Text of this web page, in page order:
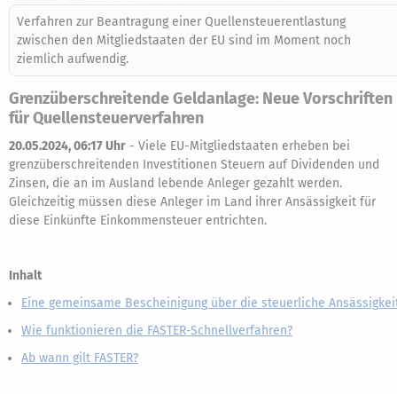
Verfahren zur Beantragung einer Quellensteuerentlastung
zwischen den Mitgliedstaaten der EU sind im Moment noch
ziemlich aufwendig.
Grenzüberschreitende Geldanlage: Neue Vorschriften
für Quellensteuerverfahren
20.05.2024, 06:17 Uhr - Viele EU-Mitgliedstaaten erheben bei
grenzüberschreitenden Investitionen Steuern auf Dividenden und
Zinsen, die an im Ausland lebende Anleger gezahlt werden.
Gleichzeitig müssen diese Anleger im Land ihrer Ansässigkeit für
diese Einkünfte Einkommensteuer entrichten.
Inhalt
Eine gemeinsame Bescheinigung über die steuerliche
Wie funktionieren die FASTER-Schnellverfahren?
Ab wann gilt FASTER?